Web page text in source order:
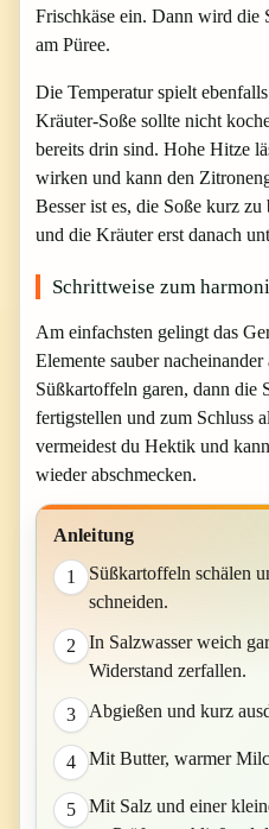
Frischkäse ein. Dann wird die
am Püree.
Die Temperatur spielt
Kräuter-Soße sollte nicht
bereits drin sind. Hohe Hitze
wirken und kann den
Besser ist es, die Soße kurz
und die Kräuter erst danach
Schrittweise zum
Am einfachsten gelingt das
Elemente sauber
Süßkartoffeln garen, dann die
fertigstellen und zum Schluss
vermeidest du Hektik und
wieder abschmecken.
Anleitung
1
Süßkartoffeln schälen
schneiden.
2
In Salzwasser weich
Widerstand zerfallen.
3 Abgießen und kurz
4 Mit Butter, warmer
5
Mit Salz und einer